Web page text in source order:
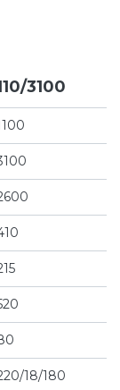
3100
18/180